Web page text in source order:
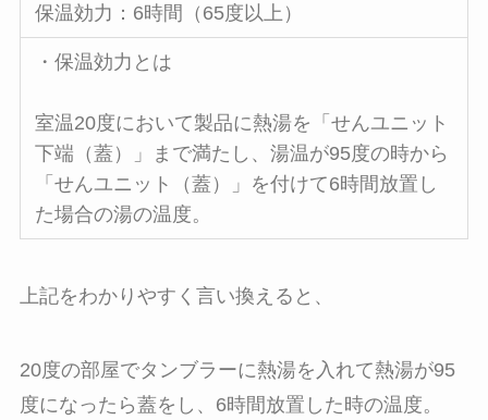
保温効力：6時間（65度以上）
・保温効力とは
室温20度において製品に熱湯を「せんユニット
下端（蓋）」まで満たし、湯温が95度の時から
「せんユニット（蓋）」を付けて6時間放置し
た場合の湯の温度。
上記をわかりやすく言い換えると、
20度の部屋でタンブラーに熱湯を入れて熱湯が95
度になったら蓋をし、6時間放置した時の温度。